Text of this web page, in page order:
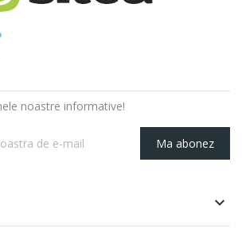
noastre informative!
Ma abonez
